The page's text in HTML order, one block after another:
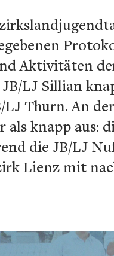
Aktivitäten
LJ Sillian
LJ Thurn. An
als knapp aus:
die JB/LJ
Lienz mit